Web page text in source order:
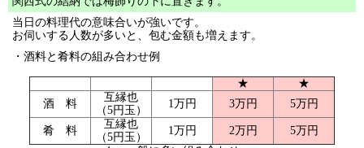
当日の料理代の意味合いが強いです。
お伺いする人数が多いと、包む金額も増えます。
・酒料と肴料の組み合わせ例
★
★
酒 料
互縁也
（5円玉）
1万円 3万円 5万円
肴 料
互縁也
（5円玉）
1万円 2万円
5万円